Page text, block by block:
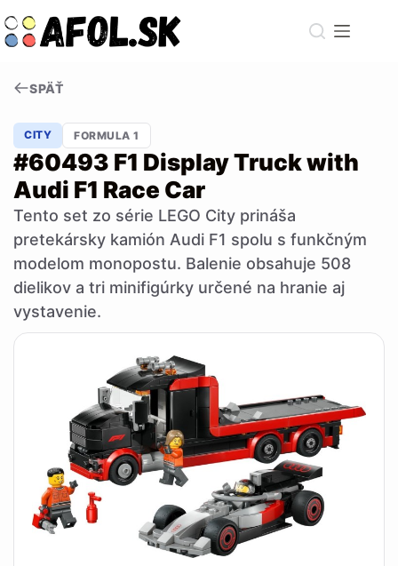
to
content
SPÄŤ
CITY FORMULA 1
#60493 F1 Display Truck with
Audi F1 Race Car
Tento set zo série LEGO City prináša
pretekársky kamión Audi F1 spolu s funkčným
modelom monopostu. Balenie obsahuje 508
dielikov a tri minifigúrky určené na hranie aj
vystavenie.